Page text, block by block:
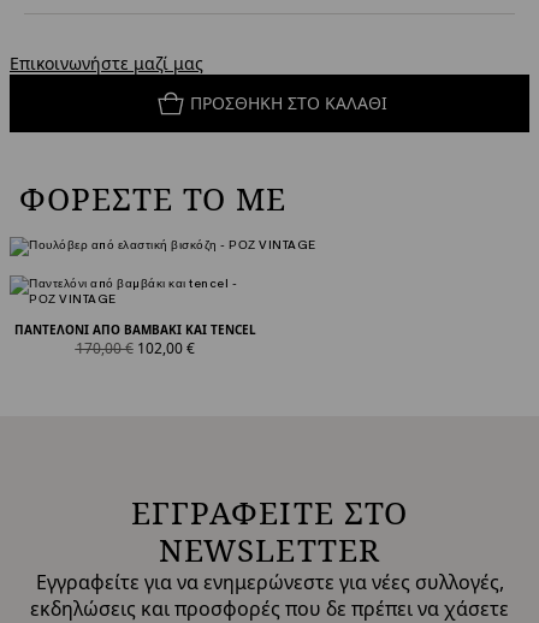
Επικοινωνήστε μαζί μας
ΠΡΟΣΘΉΚΗ ΣΤΟ ΚΑΛΆΘΙ
ΦΟΡΈΣΤΕ ΤΟ ΜΕ
ΠΑΝΤΕΛΌΝΙ ΑΠΌ ΒΑΜΒΆΚΙ ΚΑΙ TENCEL
product.price.original
170,00 € product.price.sale
102,00 €
ΕΓΓΡΑΦΕΙΤΕ ΣΤΟ
NEWSLETTER
Εγγραφείτε για να ενημερώνεστε για νέες συλλογές,
εκδηλώσεις και προσφορές που δε πρέπει να χάσετε